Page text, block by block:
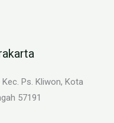
Ps. Kliwon, Kota
57191